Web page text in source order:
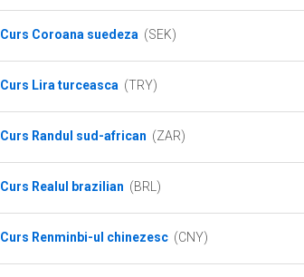
Curs Coroana suedeza (SEK)
Curs Lira turceasca (TRY)
Curs Randul sud-african (ZAR)
Curs Realul brazilian (BRL)
Curs Renminbi-ul chinezesc (CNY)